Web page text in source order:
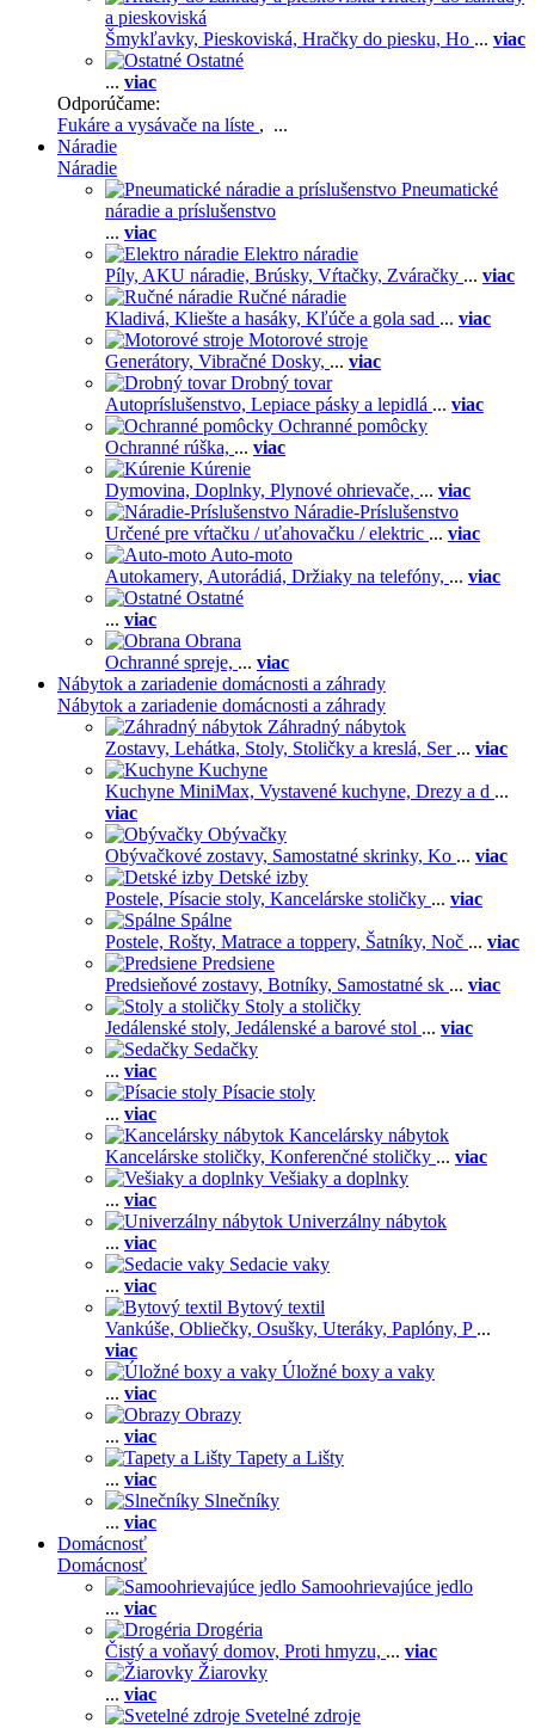
a pieskoviská
Šmykľavky, Pieskoviská, Hračky do piesku, Ho ... viac
Ostatné
... viac
Odporúčame:
Fukáre a vysávače na líste , ...
Náradie
Náradie
Pneumatické
náradie a príslušenstvo
... viac
Elektro náradie
Píly, AKU náradie, Brúsky, Vŕtačky, Zváračky ... viac
Ručné náradie
Kladivá, Kliešte a hasáky, Kľúče a gola sad ... viac
Motorové stroje
Generátory, Vibračné Dosky, ... viac
Drobný tovar
Autopríslušenstvo, Lepiace pásky a lepidlá ... viac
Ochranné pomôcky
Ochranné rúška, ... viac
Kúrenie
Dymovina, Doplnky, Plynové ohrievače, ... viac
Náradie-Príslušenstvo
Určené pre vŕtačku / uťahovačku / elektric ... viac
Auto-moto
Autokamery, Autorádiá, Držiaky na telefóny, ... viac
Ostatné
... viac
Obrana
Ochranné spreje, ... viac
Nábytok a zariadenie domácnosti a záhrady
Nábytok a zariadenie domácnosti a záhrady
Záhradný nábytok
Zostavy, Lehátka, Stoly, Stoličky a kreslá, Ser ... viac
Kuchyne
Kuchyne MiniMax, Vystavené kuchyne, Drezy a d ...
viac
Obývačky
Obývačkové zostavy, Samostatné skrinky, Ko ... viac
Detské izby
Postele, Písacie stoly, Kancelárske stoličky ... viac
Spálne
Postele, Rošty, Matrace a toppery, Šatníky, Noč ... viac
Predsiene
Predsieňové zostavy, Botníky, Samostatné sk ... viac
Stoly a stoličky
Jedálenské stoly, Jedálenské a barové stol ... viac
Sedačky
... viac
Písacie stoly
... viac
Kancelársky nábytok
Kancelárske stoličky, Konferenčné stoličky ... viac
Vešiaky a doplnky
... viac
Univerzálny nábytok
... viac
Sedacie vaky
... viac
Bytový textil
Vankúše, Obliečky, Osušky, Uteráky, Paplóny, P ...
viac
Úložné boxy a vaky
... viac
Obrazy
... viac
Tapety a Lišty
... viac
Slnečníky
... viac
Domácnosť
Domácnosť
Samoohrievajúce jedlo
... viac
Drogéria
Čistý a voňavý domov, Proti hmyzu, ... viac
Žiarovky
... viac
Svetelné zdroje